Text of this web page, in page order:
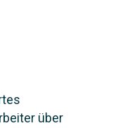
über